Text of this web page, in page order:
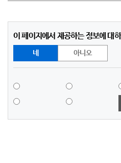
이 페이지에서 제공하는 정보에 대
네 아니오